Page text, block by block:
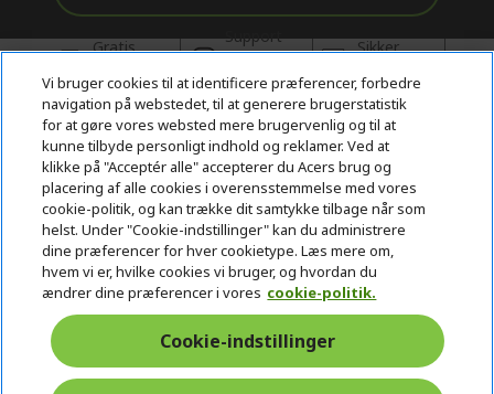
Gratis
Support
både før og
efter købet
Sikker
© 2026 Acer Inc.
CPYou BV er autoriseret forhandler og sælger af de produkter og
tjenester, der tilbydes i denne butik.
Danmark
Vi bruger cookies til at identificere præferencer, forbedre
navigation på webstedet, til at generere brugerstatistik
for at gøre vores websted mere brugervenlig og til at
kunne tilbyde personligt indhold og reklamer. Ved at
klikke på "Acceptér alle" accepterer du Acers brug og
placering af alle cookies i overensstemmelse med vores
cookie-politik, og kan trække dit samtykke tilbage når som
helst. Under "Cookie-indstillinger" kan du administrere
dine præferencer for hver cookietype. Læs mere om,
hvem vi er, hvilke cookies vi bruger, og hvordan du
ændrer dine præferencer i vores cookie-politik.
Cookie-indstillinger